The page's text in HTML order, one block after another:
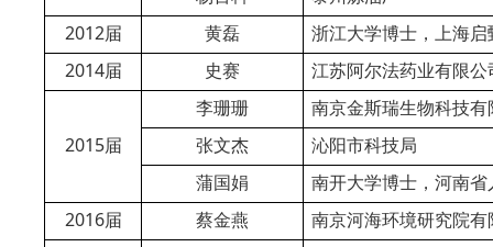
2012届 黄磊 浙江大学博士，上海
2014届 史赛 江苏阿尔法药业有限公
2015届
李珊珊
南京金斯瑞生物科技有
张文杰
沁阳市科技局
蒲国娟
南开大学博士，河南省
2016届 蔡金燕 南京河海环境研究院有